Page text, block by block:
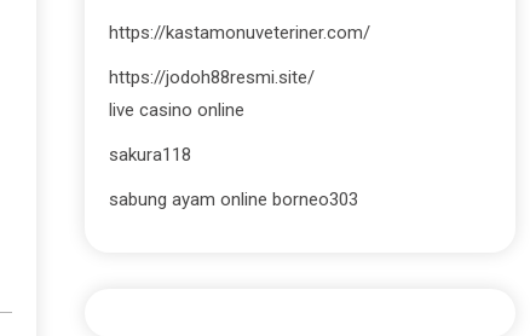
https://kastamonuveteriner.com/
https://jodoh88resmi.site/
live casino online
sakura118
sabung ayam online borneo303